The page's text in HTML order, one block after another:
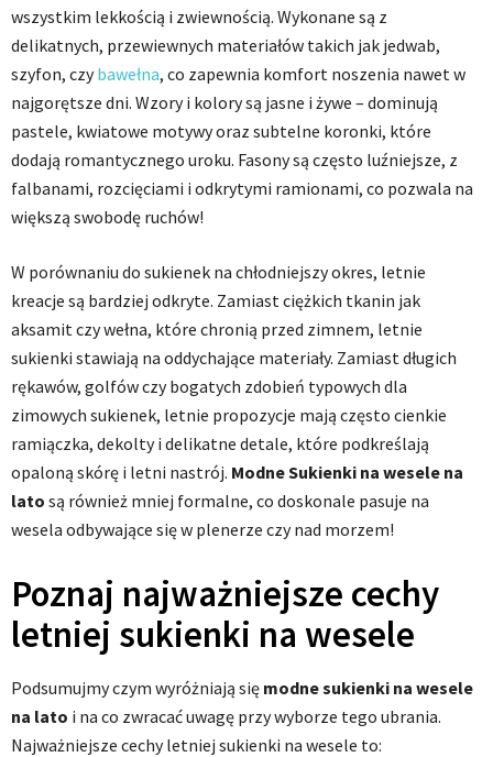
wszystkim lekkością i zwiewnością. Wykonane są z
delikatnych, przewiewnych materiałów takich jak jedwab,
szyfon, czybawełna, co zapewnia komfort noszenia nawet w
najgorętsze dni. Wzory i kolory są jasne i żywe – dominują
pastele, kwiatowe motywy oraz subtelne koronki, które
dodają romantycznego uroku. Fasony są często luźniejsze, z
falbanami, rozcięciami i odkrytymi ramionami, co pozwala na
większą swobodę ruchów!
W porównaniu do sukienek na chłodniejszy okres, letnie
kreacje są bardziej odkryte. Zamiast ciężkich tkanin jak
aksamit czy wełna, które chronią przed zimnem, letnie
sukienki stawiają na oddychające materiały. Zamiast długich
rękawów, golfów czy bogatych zdobień typowych dla
zimowych sukienek, letnie propozycje mają często cienkie
ramiączka, dekolty i delikatne detale, które podkreślają
opaloną skórę i letni nastrój. Modne Sukienki na wesele na
lato są również mniej formalne, co doskonale pasuje na
wesela odbywające się w plenerze czy nad morzem!
Poznaj najważniejsze cechy
letniej sukienki na wesele
Podsumujmy czym wyróżniają się modne sukienki na wesele
na lato i na co zwracać uwagę przy wyborze tego ubrania.
Najważniejsze cechy letniej sukienki na wesele to: